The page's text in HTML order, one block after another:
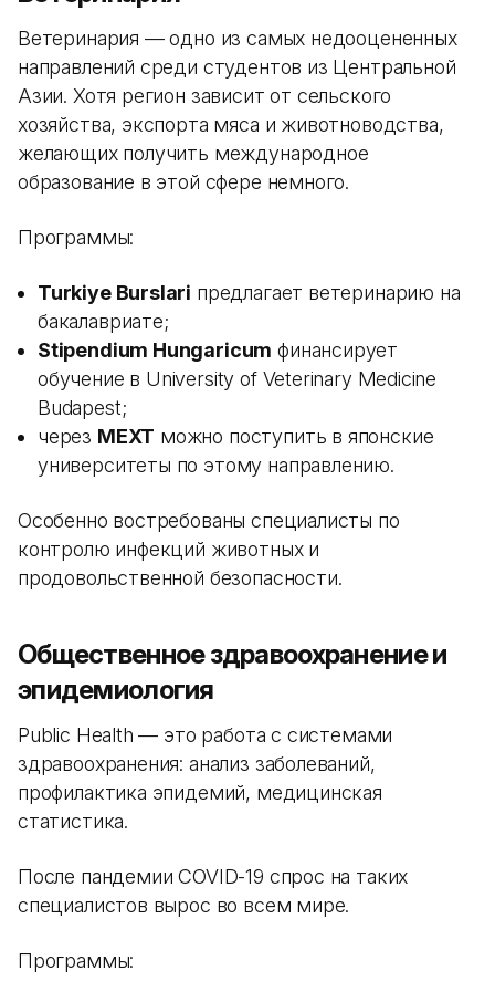
Ветеринария — одно из самых недооцененных
направлений среди студентов из Центральной
Азии. Хотя регион зависит от сельского
хозяйства, экспорта мяса и животноводства,
желающих получить международное
образование в этой сфере немного.
Программы:
Turkiye Burslari предлагает ветеринарию на
бакалавриате;
Stipendium Hungaricum финансирует
обучение в University of Veterinary Medicine
Budapest;
через MEXT можно поступить в японские
университеты по этому направлению.
Особенно востребованы специалисты по
контролю инфекций животных и
продовольственной безопасности.
Общественное здравоохранение и
эпидемиология
Public Health — это работа с системами
здравоохранения: анализ заболеваний,
профилактика эпидемий, медицинская
статистика.
После пандемии COVID-19 спрос на таких
специалистов вырос во всем мире.
Программы: